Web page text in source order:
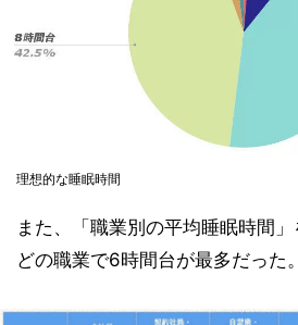
理想的な睡眠時間
また、「職業別の平均睡眠時間
どの職業で6時間台が最多だった。